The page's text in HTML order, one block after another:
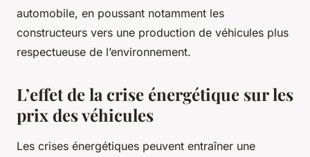
automobile, en poussant notamment les
constructeurs vers une production de véhicules plus
respectueuse de l’environnement.
L’effet de la crise énergétique sur les
prix des véhicules
Les crises énergétiques peuvent entraîner une